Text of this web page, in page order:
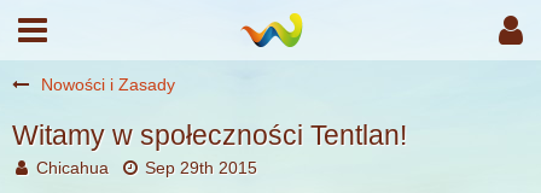
Nowości i Zasady
Witamy w społeczności Tentlan!
Chicahua Sep 29th 2015